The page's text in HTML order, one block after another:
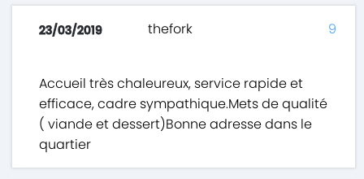
23/03/2019 thefork
Accueil très chaleureux, service rapide et
efficace, cadre sympathique.Mets de qualité
( viande et dessert)Bonne adresse dans le
quartier
9